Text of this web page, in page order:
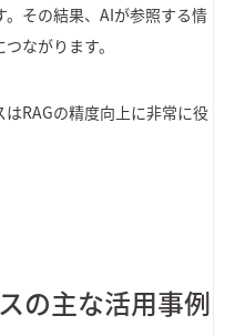
その結果、AIが参照する情
ながります。
RAGの精度向上に非常に役
の主な活用事例